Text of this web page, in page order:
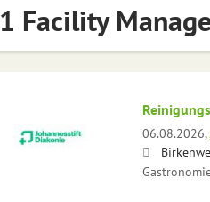
1 Facility
06.08.2026,